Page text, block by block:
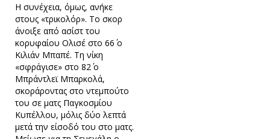
Η συνέχεια, όμως, ανήκε
στους «τρικολόρ». Το σκορ
άνοιξε από ασίστ του
κορυφαίου Ολισέ στο 66΄ ο
Κιλιάν Μπαπέ. Τη νίκη
«σφράγισε» στο 82΄ ο
Μπράντλεϊ Μπαρκολά,
σκοράροντας στο ντεμπούτο
του σε ματς Παγκοσμίου
Κυπέλλου, μόλις δύο λεπτά
μετά την είσοδό του στο ματς.